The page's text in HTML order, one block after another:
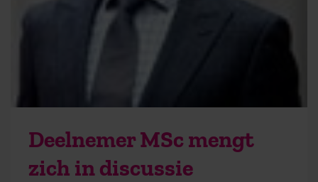
Deelnemer MSc mengt
zich in discussie